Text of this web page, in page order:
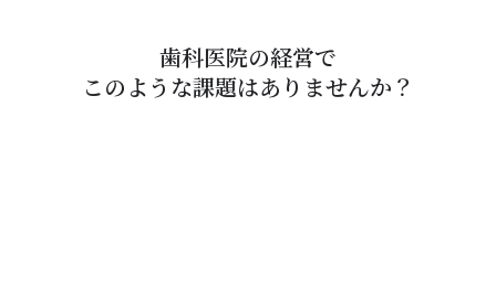
歯科医院の経営で
このような課題はありませんか？